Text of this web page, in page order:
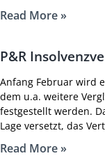
Read More »
P&R
Anfang Februar wird
dem u.a. weitere
festgestellt werden.
Lage versetzt, das
Read More »